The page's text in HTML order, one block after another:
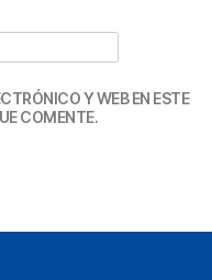
Y WEB EN ESTE
COMENTE.